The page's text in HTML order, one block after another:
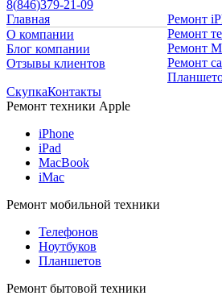
8(846)379-21-09
Главная
О компании
Блог компании
Отзывы клиентов
Ремонт
Ремонт
Ремонт
Ремонт
СкупкаКонтакты
Ремонт техники Apple
iPhone
iPad
MacBook
iMac
Ремонт мобильной техники
Телефонов
Ноутбуков
Планшетов
Ремонт бытовой техники